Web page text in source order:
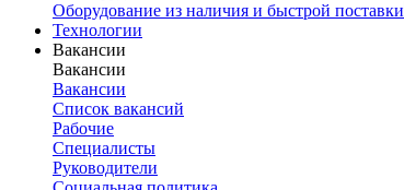
Оборудование из наличия и быстрой поставки
Технологии
Вакансии
Вакансии
Вакансии
Список вакансий
Рабочие
Специалисты
Руководители